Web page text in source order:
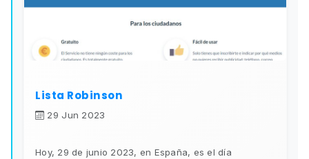
Lista Robinson
29 Jun 2023
Hoy, 29 de junio 2023, en España, es el día